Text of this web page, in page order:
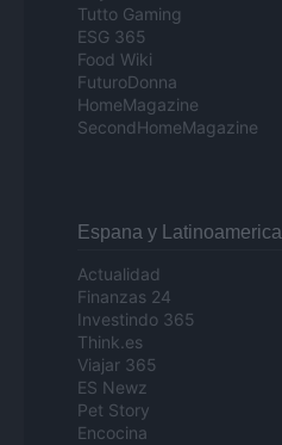
Tutto Gaming
ESG 365
Food Wiki
FuturoDonna
HomeMagazine
SecondHomeMagazine
Espana y Latinoamerica
Actualidad
Finanzas 24
Investindo 365
Think.es
Viajar 365
ES Newz
Pet Story
Encocina